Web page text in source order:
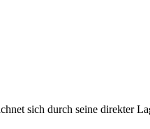
sich durch seine direkter